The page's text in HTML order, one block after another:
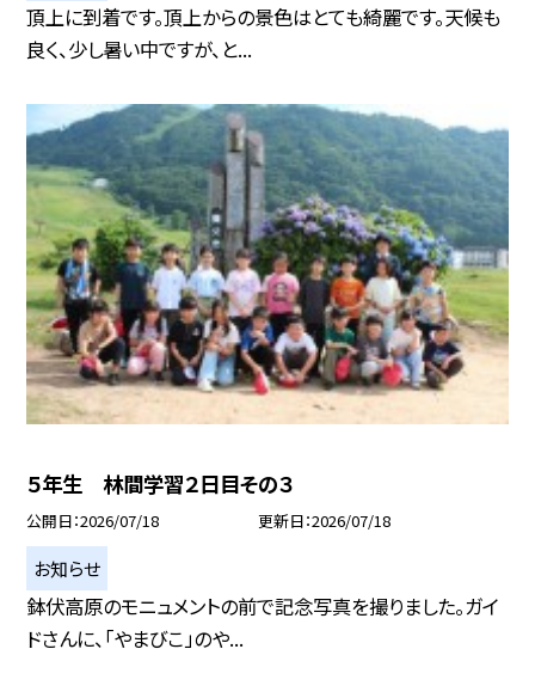
頂上に到着です。頂上からの景色はとても綺麗です。天候も
良く、少し暑い中ですが、と...
５年生 林間学習２日目その３
公開日 2026/07/18 更新日 2026/07/18
お知らせ
鉢伏高原のモニュメントの前で記念写真を撮りました。ガイ
ドさんに、「やまびこ」のや...